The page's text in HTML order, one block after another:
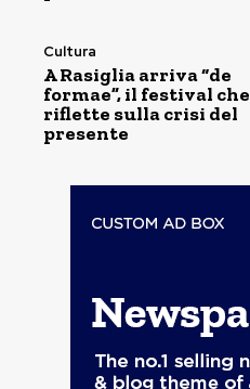
Cultura
A Rasiglia arriva “de
formae”, il festival che
riflette sulla crisi del
presente